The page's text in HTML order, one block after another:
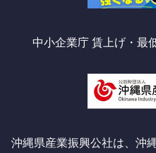
中小企業庁 賃上げ・最
沖縄県産業振興公社は、沖